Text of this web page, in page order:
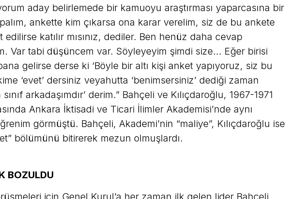
aday belirlemede bir kamuoyu araştırması yaparcasına bir
ankette kim çıkarsa ona karar verelim, siz de bu ankete
edilirse katılır mısınız, dediler. Ben henüz daha cevap
Var tabi düşüncem var. Söyleyeyim şimdi size… Eğer birisi
gelirse derse ki ‘Böyle bir altı kişi anket yapıyoruz, siz bu
‘evet’ dersiniz veyahutta ‘benimsersiniz’ dediği zaman
sınıf arkadaşımdır’ derim.” Bahçeli ve Kılıçdaroğlu, 1967-1971
Ankara İktisadi ve Ticari İlimler Akademisi’nde aynı
görmüştü. Bahçeli, Akademi’nin “maliye”, Kılıçdaroğlu ise
bölümünü bitirerek mezun olmuşlardı.
BOZULDU
için Genel Kurul’a her zaman ilk gelen lider Bahçeli